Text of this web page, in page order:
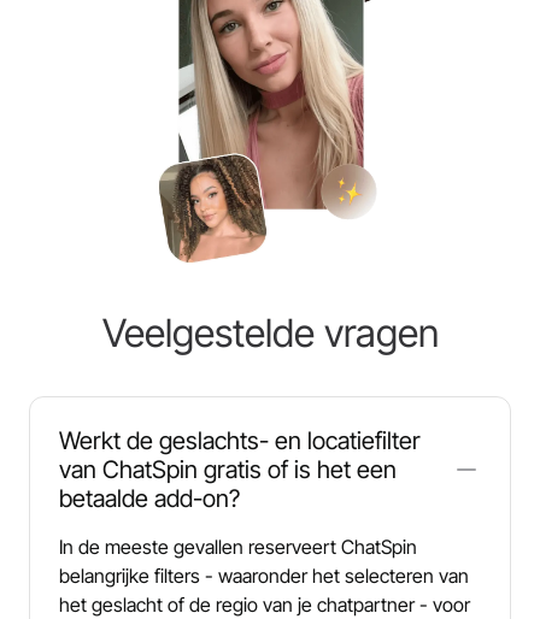
Veelgestelde vragen
Werkt de geslachts- en locatiefilter
van ChatSpin gratis of is het een
betaalde add-on?
In de meeste gevallen reserveert ChatSpin
belangrijke filters - waaronder het selecteren van
het geslacht of de regio van je chatpartner - voor